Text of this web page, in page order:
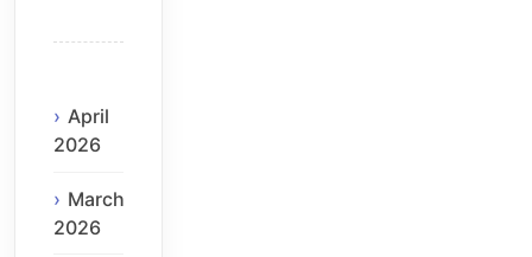
April
2026
March
2026